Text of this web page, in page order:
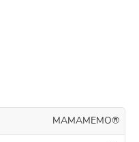
MAMAMEMO®